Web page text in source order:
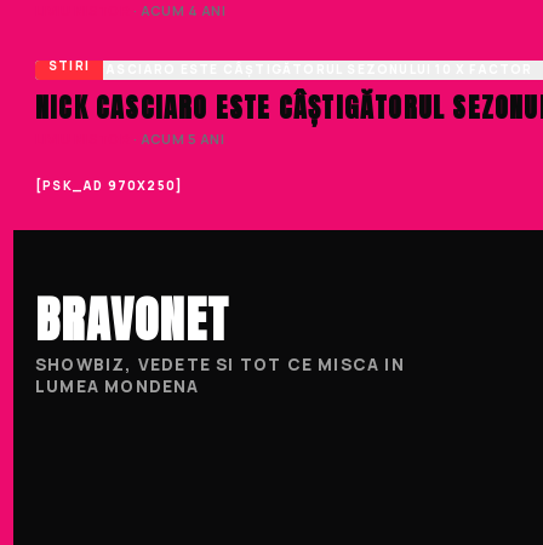
· ACUM 4 ANI
STIRI
NICK CASCIARO ESTE CÂȘTIGĂTORUL
· ACUM 5 ANI
[PSK_AD 970X250]
BRAVONET
SHOWBIZ, VEDETE SI TOT CE MISCA IN
LUMEA MONDENA